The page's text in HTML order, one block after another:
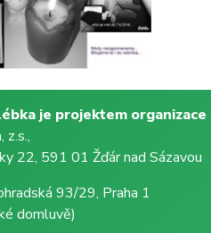
je projektem organizace
z.s.,
22, 591 01 Žďár nad Sázavou
93/29, Praha 1
domluvě)